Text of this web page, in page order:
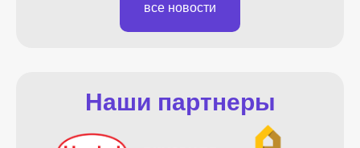
все новости
Наши партнеры